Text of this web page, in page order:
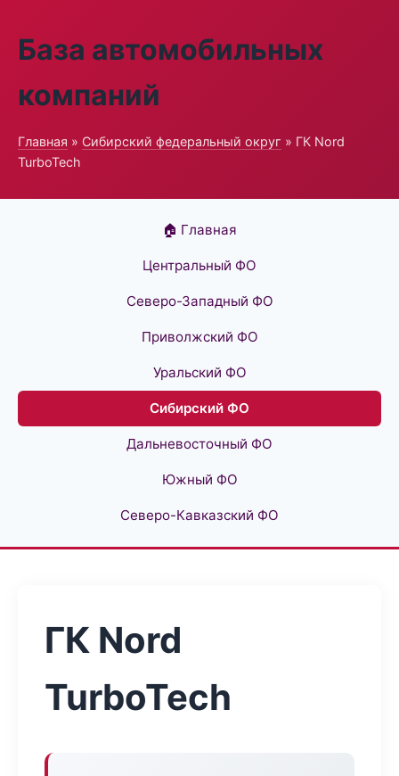
База автомобильных
компаний
Главная » Сибирский федеральный округ » ГК Nord
TurboTech
🏠 Главная
Центральный ФО
Северо-Западный ФО
Приволжский ФО
Уральский ФО
Сибирский ФО
Дальневосточный ФО
Южный ФО
Северо-Кавказский ФО
ГК Nord
TurboTech